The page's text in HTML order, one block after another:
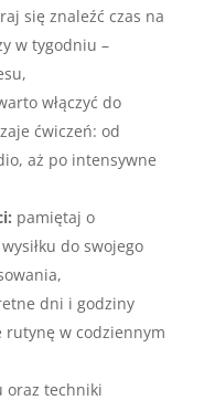
się znaleźć czas na
w tygodniu –
włączyć do
ćwiczeń: od
aż po intensywne
pamiętaj o
do swojego
dni i godziny
w codziennym
oraz techniki